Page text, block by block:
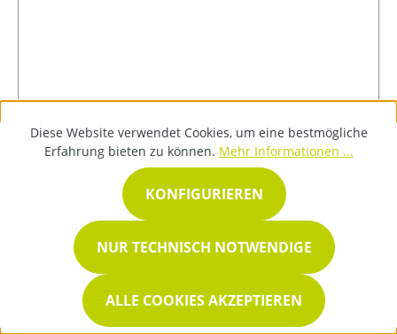
34,99 €*
DETAILS
Diese Website verwendet Cookies, um eine bestmögliche
Erfahrung bieten zu können. Mehr Informationen ...
NUR TECHNISCH NOTWENDIGE
KONFIGURIEREN
ALLE COOKIES AKZEPTIEREN